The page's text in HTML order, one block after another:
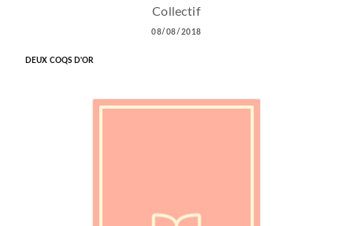
Collectif
08/08/2018
DEUX COQS D'OR